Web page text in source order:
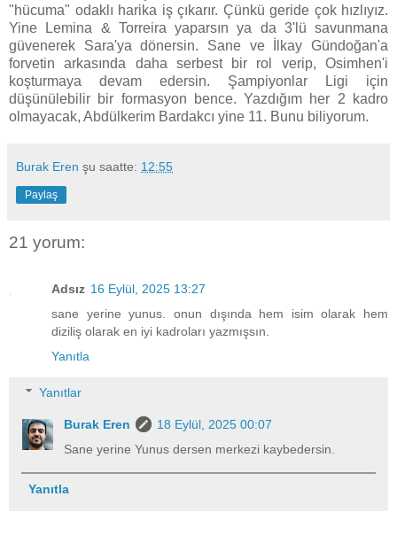
"hücuma" odaklı harika iş çıkarır. Çünkü geride çok hızlıyız.
Yine Lemina & Torreira yaparsın ya da 3'lü savunmana
güvenerek Sara'ya dönersin. Sane ve İlkay Gündoğan'a
forvetin arkasında daha serbest bir rol verip, Osimhen'i
koşturmaya devam edersin. Şampiyonlar Ligi için
düşünülebilir bir formasyon bence. Yazdığım her 2 kadro
olmayacak, Abdülkerim Bardakcı yine 11. Bunu biliyorum.
Burak Eren şu saatte: 12:55
Paylaş
21 yorum:
Adsız 16 Eylül, 2025 13:27
sane yerine yunus. onun dışında hem isim olarak hem
diziliş olarak en iyi kadroları yazmışsın.
Yanıtla
Yanıtlar
Burak Eren
18 Eylül, 2025 00:07
Sane yerine Yunus dersen merkezi kaybedersin.
Yanıtla